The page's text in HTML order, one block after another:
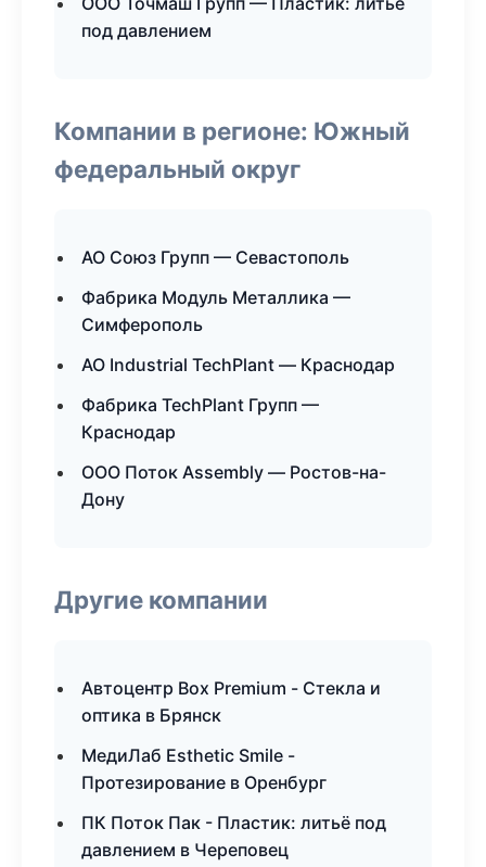
под давлением
Компании в регионе: Южный
федеральный округ
АО Союз Групп — Севастополь
Фабрика Модуль Металлика —
Симферополь
АО Industrial TechPlant — Краснодар
Фабрика TechPlant Групп —
Краснодар
ООО Поток Assembly — Ростов-на-
Дону
Другие компании
Автоцентр Box Premium - Стекла и
оптика в Брянск
МедиЛаб Esthetic Smile -
Протезирование в Оренбург
ПК Поток Пак - Пластик: литьё под
давлением в Череповец